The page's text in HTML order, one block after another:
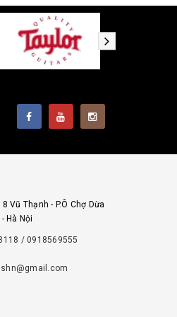
Vũ Thạnh - P.Ô Chợ Dừa
Hà Nội
/ 0918569555